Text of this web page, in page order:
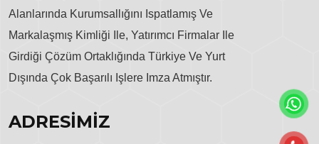
Alanlarında Kurumsallığını Ispatlamış Ve
Markalaşmış Kimliği Ile, Yatırımcı Firmalar Ile
Girdiği Çözüm Ortaklığında Türkiye Ve Yurt
Dışında Çok Başarılı Işlere Imza Atmıştır.
ADRESİMİZ